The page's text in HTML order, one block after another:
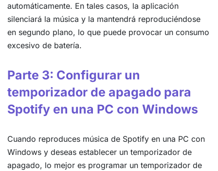
automáticamente. En tales casos, la aplicación
silenciará la música y la mantendrá reproduciéndose
en segundo plano, lo que puede provocar un consumo
excesivo de batería.
Parte 3: Configurar un
temporizador de apagado para
Spotify en una PC con Windows
Cuando reproduces música de Spotify en una PC con
Windows y deseas establecer un temporizador de
apagado, lo mejor es programar un temporizador de